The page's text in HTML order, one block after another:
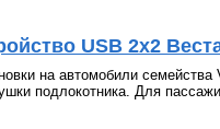
USB 2х2
на автомобили семейства
подлокотника. Для